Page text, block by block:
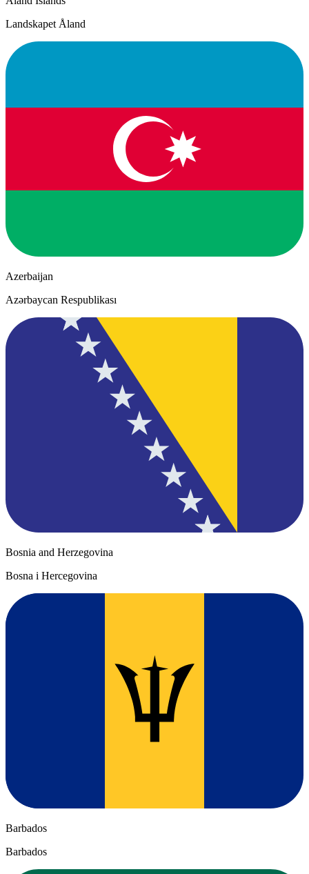
Landskapet Åland
Azerbaijan
Azərbaycan Respublikası
Bosnia and Herzegovina
Bosna i Hercegovina
Barbados
Barbados